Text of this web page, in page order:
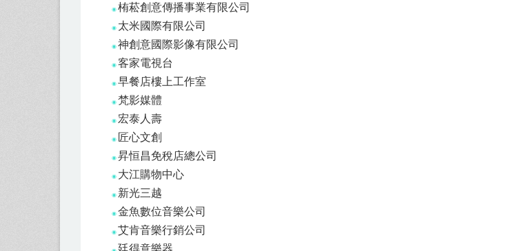
◉ 栯菘創意傳播事業有限公司
◉ 太米國際有限公司
◉ 神創意國際影像有限公司
◉ 客家電視台
◉ 早餐店樓上工作室
◉ 梵影媒體
◉ 宏泰人壽
◉ 匠心文創
◉ 昇恒昌免稅店總公司
◉ 大江購物中心
◉ 新光三越
◉ 金魚數位音樂公司
◉ 艾肯音樂行銷公司
廷得意樂器